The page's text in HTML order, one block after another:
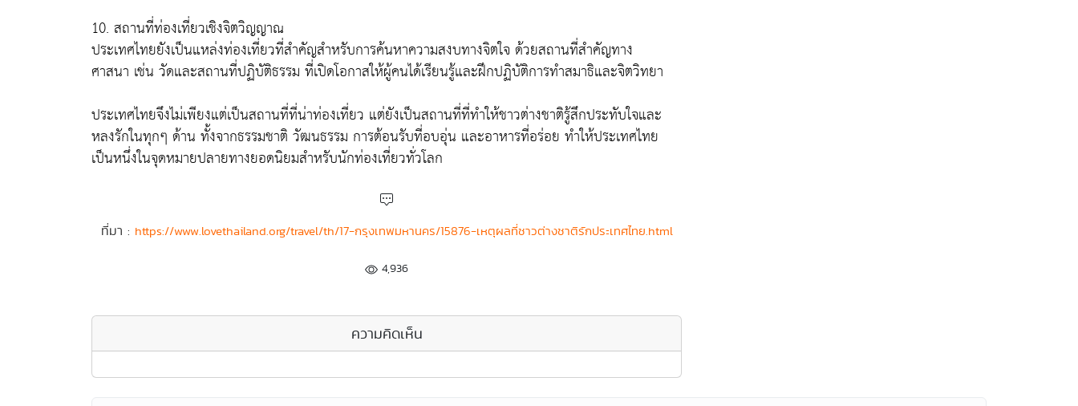
10. สถานที่ท่องเที่ยวเชิงจิตวิญญาณ
ประเทศไทยยังเป็นแหล่งท่องเที่ยวที่สำคัญสำหรับการค้นหาความสงบทางจิตใจ ด้วยสถานที่สำคัญทาง
ศาสนา เช่น วัดและสถานที่ปฏิบัติธรรม ที่เปิดโอกาสให้ผู้คนได้เรียนรู้และฝึกปฏิบัติการทำสมาธิและจิตวิทยา
ประเทศไทยจึงไม่เพียงแต่เป็นสถานที่ที่น่าท่องเที่ยว แต่ยังเป็นสถานที่ที่ทำให้ชาวต่างชาติรู้สึกประทับใจและ
หลงรักในทุกๆ ด้าน ทั้งจากธรรมชาติ วัฒนธรรม การต้อนรับที่อบอุ่น และอาหารที่อร่อย ทำให้ประเทศไทย
เป็นหนึ่งในจุดหมายปลายทางยอดนิยมสำหรับนักท่องเที่ยวทั่วโลก
ที่มา : https://www.lovethailand.org/travel/th/17-กรุงเทพมหานคร/15876-เหตุผลที่ชาวต่างชาติรักประเทศไทย.html
4,936
ความคิดเห็น